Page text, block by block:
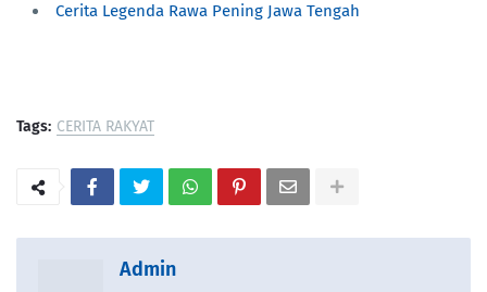
Cerita Legenda Rawa Pening Jawa Tengah
Tags: CERITA RAKYAT
Admin